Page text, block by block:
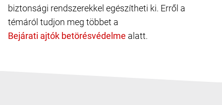
biztonsági rendszerekkel egészítheti ki. Erről a
témáról tudjon meg többet a
alatt.